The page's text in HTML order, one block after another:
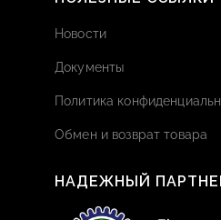
Новости
Документы
Политика
Обмен и возврат товара
НАДЕЖНЫЙ